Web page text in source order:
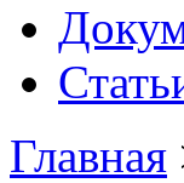
Главная